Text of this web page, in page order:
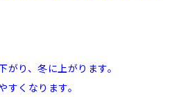
り、冬に上がります。
くなります。